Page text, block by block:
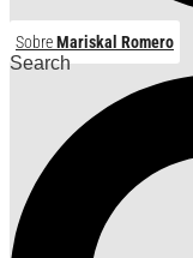
SobreMariskal Romero
Search